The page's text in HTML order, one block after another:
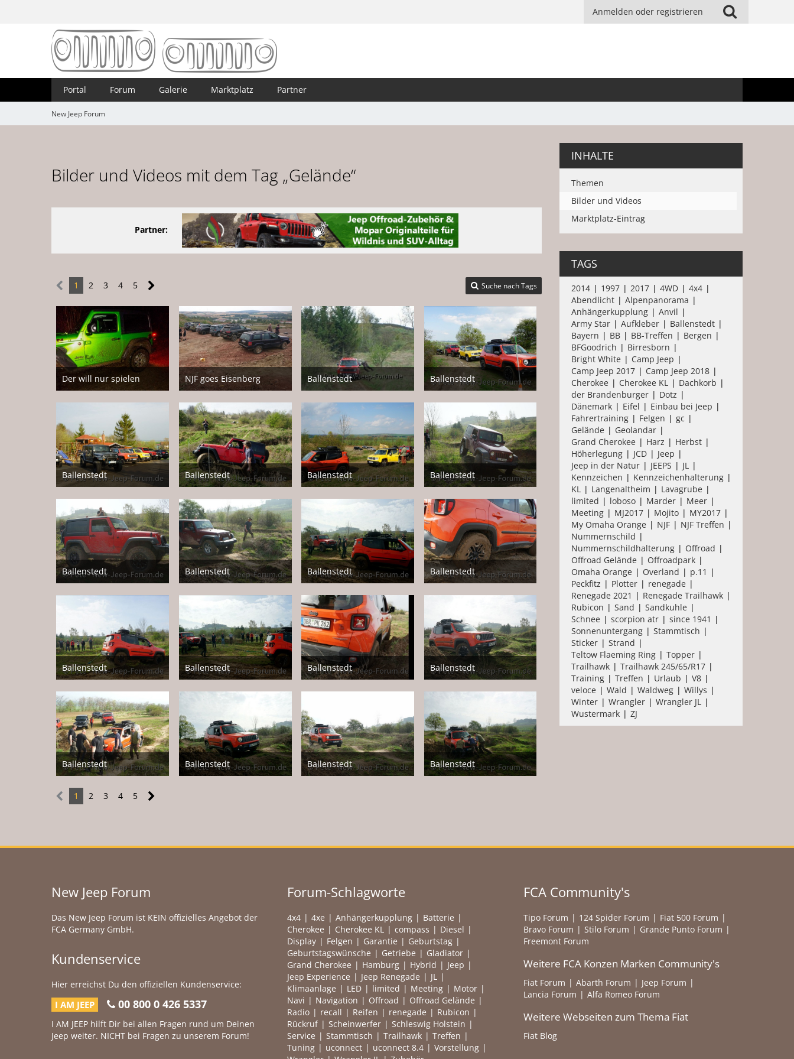
Anmelden oder registrieren
Portal Forum Galerie Marktplatz Partner
New Jeep Forum
Bilder und Videos mit dem Tag „Gelände“
Partner:
1 2 3 4 5 Suche nach Tags
Der will nur spielen
14. Februar 2020
2
NJF goes Eisenberg
18. Juli 2018
8
Ballenstedt
17. April 2018
2
Ballenstedt
17. April 2018
1
Ballenstedt
17. April 2018
Ballenstedt
17. April 2018
Ballenstedt
17. April 2018
Ballenstedt
17. April 2018
Ballenstedt
17. April 2018
Ballenstedt
17. April 2018
Ballenstedt
17. April 2018
Ballenstedt
17. April 2018
Ballenstedt
17. April 2018
Ballenstedt
17. April 2018
1
Ballenstedt
17. April 2018
1
Ballenstedt
17. April 2018
Ballenstedt
17. April 2018
Ballenstedt
17. April 2018
Ballenstedt
17. April 2018
Ballenstedt
17. April 2018
1 2 3 4 5
INHALTE
Themen
Bilder und Videos
Marktplatz-Eintrag
TAGS
2014 1997 2017 4WD
4x4
Abendlicht
Alpenpanorama
Anhängerkupplung
Anvil
Army Star
Aufkleber
Ballenstedt
Bayern
BB BB-Treffen
Bergen
BFGoodrich
Birresborn
Bright White
Camp Jeep
Camp Jeep 2017
Camp Jeep 2018
Cherokee
Cherokee KL
Dachkorb
der Brandenburger
Dotz
Dänemark
Eifel
Einbau bei Jeep
Fahrertraining
Felgen
gc
Gelände
Geolandar
Grand Cherokee
Harz
Herbst
Höherlegung
JCD
Jeep
Jeep in der Natur
JEEPS
JL
Kennzeichen
Kennzeichenhalterung
KL
Langenaltheim
Lavagrube
limited
loboso Marder
Meer
Meeting
MJ2017 Mojito
MY2017
My Omaha Orange
NJF
NJF Treffen
Nummernschild
Nummernschildhalterung
Offroad
Offroad Gelände
Offroadpark
Omaha Orange
Overland
p.11
Peckfitz
Plotter
renegade
Renegade 2021
Renegade Trailhawk
Rubicon
Sand
Sandkuhle
Schnee
scorpion atr
since 1941
Sonnenuntergang
Stammtisch
Sticker
Strand
Teltow Flaeming Ring
Topper
Trailhawk
Trailhawk 245/65/R17
Training
Treffen Urlaub
V8
veloce
Wald Waldweg
Willys
Winter
Wrangler
Wrangler JL
Wustermark
ZJ
New Jeep Forum
Das New Jeep Forum ist KEIN offizielles Angebot der
FCA Germany GmbH.
Kundenservice
Hier erreichst Du den offiziellen Kundenservice:
I AM JEEP 00 800 0 426 5337
I AM JEEP hilft Dir bei allen Fragen rund um Deinen
Jeep weiter. NICHT bei Fragen zu unserem Forum!
Forum-Schlagworte
4x4 4xe Anhängerkupplung
Batterie
Cherokee
Cherokee KL compass
Diesel
Display
Felgen Garantie
Geburtstag
Geburtstagswünsche
Getriebe
Gladiator
Grand Cherokee
Hamburg Hybrid
Jeep
Jeep Experience
Jeep Renegade
JL
Klimaanlage
LED limited Meeting
Motor
Navi
Navigation Offroad
Offroad Gelände
Radio
recall Reifen renegade
Rubicon
Rückruf
Scheinwerfer
Schleswig Holstein
Service
Stammtisch Trailhawk
Treffen
Tuning
uconnect uconnect 8.4
Vorstellung
FCA Community's
Tipo Forum 124 Spider Forum
Fiat 500 Forum
Bravo Forum
Stilo Forum
Grande Punto Forum
Freemont Forum
Weitere FCA Konzen Marken Community's
Fiat Forum Abarth Forum
Jeep Forum
Lancia Forum
Alfa Romeo Forum
Weitere Webseiten zum Thema Fiat
Fiat Blog